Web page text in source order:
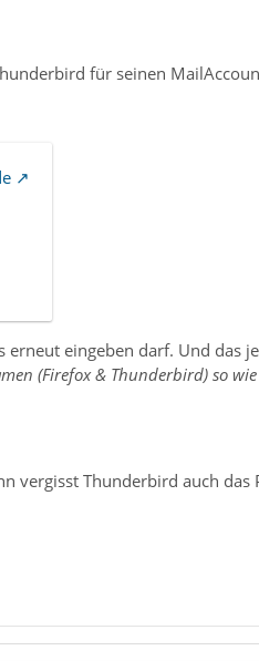
für seinen
eingeben darf. Und das
(Firefox & Thunderbird) so
vergisst Thunderbird auch das